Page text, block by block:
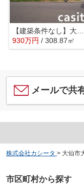
【建築条件なし】大仙市福田町93.43坪(公簿)区画の整った住宅街の南東角地物件
930万円 / 308.87㎡
メールで共
株式会社カシータ > 大仙市
市区町村から探す